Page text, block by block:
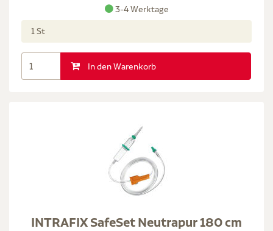
3-4 Werktage
1 St
In den Warenkorb
INTRAFIX SafeSet Neutrapur 180 cm